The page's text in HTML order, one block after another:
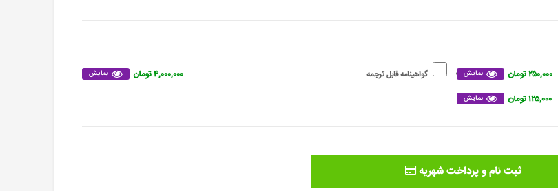
نمایش ۲۵۰,۰۰۰ تومان
نمایش ۱۲۵,۰۰۰ تومان
گواهینامه قابل ترجمه نمایش ۴,۰۰۰,۰۰۰ تومان
ثبت نام و پرداخت شهریه